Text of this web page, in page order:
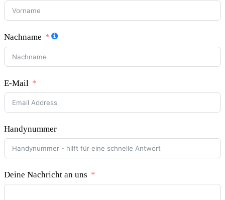
Nachname
E-Mail
Handynummer
Deine Nachricht an uns